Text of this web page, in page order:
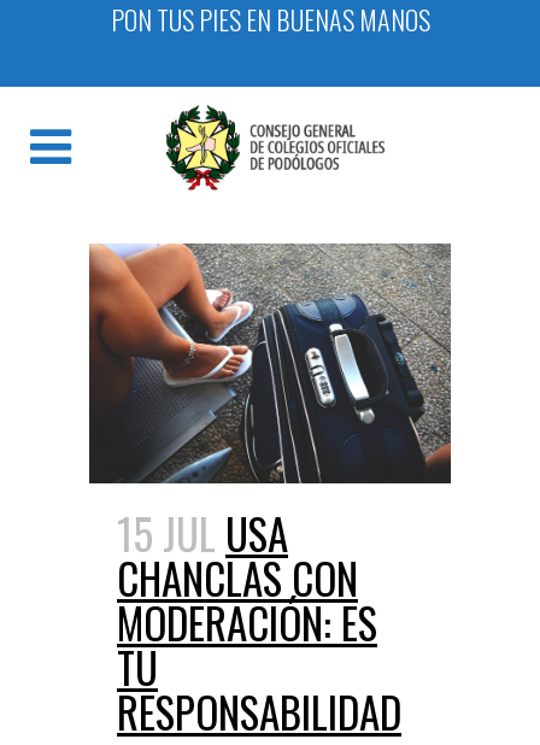
PON TUS PIES EN BUENAS MANOS
15 JUL USA
CHANCLAS CON
MODERACIÓN: ES
TU
RESPONSABILIDAD